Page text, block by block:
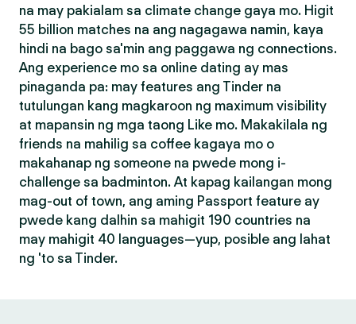
na may pakialam sa climate change gaya mo. Higit
55 billion matches na ang nagagawa namin, kaya
hindi na bago sa'min ang paggawa ng connections.
Ang experience mo sa online dating ay mas
pinaganda pa: may features ang Tinder na
tutulungan kang magkaroon ng maximum visibility
at mapansin ng mga taong Like mo. Makakilala ng
friends na mahilig sa coffee kagaya mo o
makahanap ng someone na pwede mong i-
challenge sa badminton. At kapag kailangan mong
mag-out of town, ang aming Passport feature ay
pwede kang dalhin sa mahigit 190 countries na
may mahigit 40 languages—yup, posible ang lahat
ng 'to sa Tinder.